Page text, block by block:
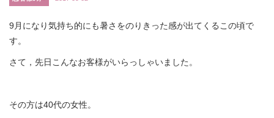
9月になり気持ち的にも暑さをのりきった感が出てくるこの頃で
す。
さて，先日こんなお客様がいらっしゃいました。
その方は40代の女性。